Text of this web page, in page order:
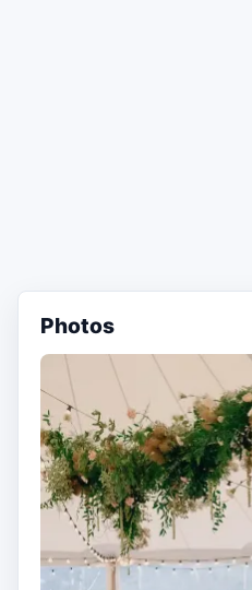
Photos